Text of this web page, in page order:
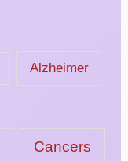
Alzheimer
Cancers